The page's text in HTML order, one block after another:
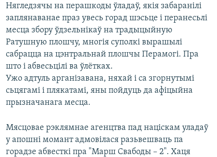
Нягледзячы на перашкоды ўладаў, якія забаранілі
заплянаванае праз увесь горад шэсьце і перанесьлі
месца збору ўдзельнікаў на традыцыйную
Ратушную плошчу, многія суполкі вырашылі
сабрацца на цэнтральнай плошчы Перамогі. Пра
што і абвесьцілі ва ўлётках.
Ужо адтуль арганізавана, няхай і са згорнутымі
сьцягамі і плякатамі, яны пойдуць да афіцыйна
прызначанага месца.
Мясцовае рэклямнае агенцтва пад націскам уладаў
у апошні момант адмовілася разьвешваць па
горадзе абвесткі пра "Марш Свабоды – 2". Хаця